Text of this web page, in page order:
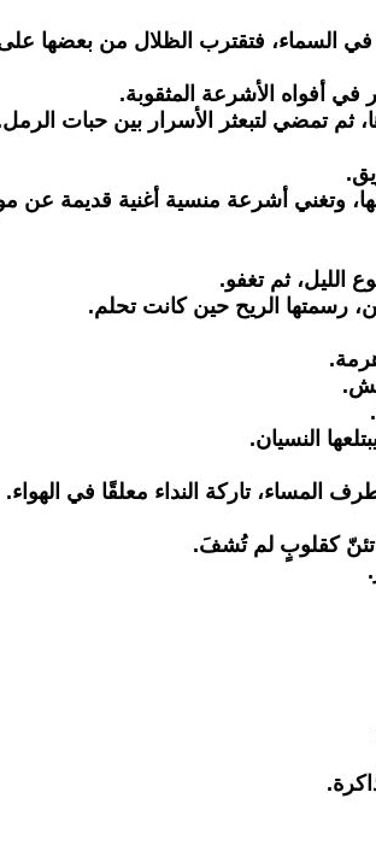
السماء، فتقترب الظلال من بعضها
أفواه الأشرعة المثقوبة.
تمضي لتبعثر الأسرار بين حبات
وتغني أشرعة منسية أغنية قديمة عن
الليل، ثم تغفو.
رسمتها الريح حين كانت تحلم.
النسيان.
تاركة النداء معلقًا في الهواء.
كقلوبٍ لم تُشفَ.